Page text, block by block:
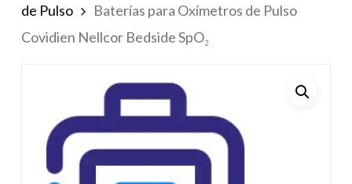
de Pulso
Baterías para Oxímetros de Pulso
Covidien Nellcor Bedside SpO₂